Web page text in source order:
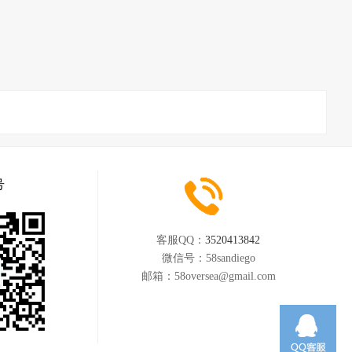
客服QQ： 3520413842
微信号： 58sandiego
邮箱： 58oversea@gmail.com